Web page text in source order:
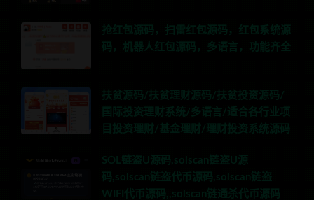
抢红包源码，扫雷红包源码，红包系统源
码，机器人红包源码，多语言，功能齐全
扶贫源码/扶贫理财源码/扶贫投资源码/
国际投资理财系统/多语言/适合各行业项
目投资理财/基金理财/理财投资系统源码
SOL链盗U源码,solscan链盗U源
码,solscan链盗代币源码,solscan链盗
WIFI代币源码,,solscan链通杀代币源码